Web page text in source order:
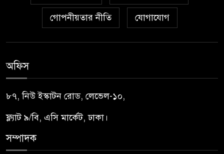
গোপনীয়তার নীতি যোগাযোগ
অফিস
৮৭, নিউ ইস্কাটন রোড, লেভেল-১০,
ফ্ল্যাট ৯/বি, এসি মার্কেট, ঢাকা।
সম্পাদক